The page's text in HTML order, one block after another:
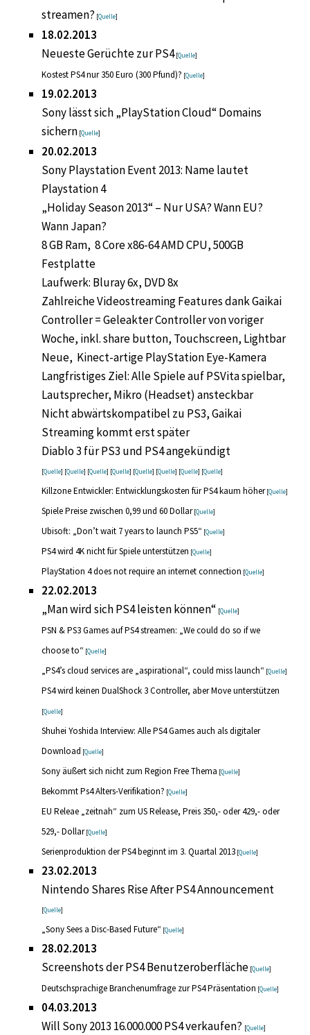
streamen? [Quelle]
18.02.2013
Neueste Gerüchte zur PS4[Quelle]
Kostest PS4 nur 350 Euro (300 Pfund)? [Quelle]
19.02.2013
Sony lässt sich „PlayStation Cloud“ Domains
sichern [Quelle]
20.02.2013
Sony Playstation Event 2013: Name lautet
Playstation 4
„Holiday Season 2013“ – Nur USA? Wann EU?
Wann Japan?
8 GB Ram, 8 Core x86-64 AMD CPU, 500GB
Festplatte
Laufwerk: Bluray 6x, DVD 8x
Zahlreiche Videostreaming Features dank Gaikai
Controller = Geleakter Controller von voriger
Woche, inkl. share button, Touchscreen, Lightbar
Neue, Kinect-artige PlayStation Eye-Kamera
Langfristiges Ziel: Alle Spiele auf PSVita spielbar,
Lautsprecher, Mikro (Headset) ansteckbar
Nicht abwärtskompatibel zu PS3, Gaikai
Streaming kommt erst später
Diablo 3 für PS3 und PS4 angekündigt
[Quelle] [Quelle] [Quelle] [Quelle] [Quelle] [Quelle] [Quelle] [Quelle]
Killzone Entwickler: Entwicklungskosten für PS4 kaum höher[Quelle]
Spiele Preise zwischen 0,99 und 60 Dollar[Quelle]
Ubisoft: „Don’t wait 7 years to launch PS5“ [Quelle]
PS4 wird 4K nicht für Spiele unterstützen [Quelle]
PlayStation 4 does not require an internet connection [Quelle]
22.02.2013
„Man wird sich PS4 leisten können“ [Quelle]
PSN & PS3 Games auf PS4 streamen: „We could do so if we
choose to“ [Quelle]
„PS4’s cloud services are „aspirational“, could miss launch“ [Quelle]
PS4 wird keinen DualShock 3 Controller, aber Move unterstützen
[Quelle]
Shuhei Yoshida Interview: Alle PS4 Games auch als digitaler
Download [Quelle]
Sony äußert sich nicht zum Region Free Thema [Quelle]
Bekommt Ps4 Alters-Verifikation? [Quelle]
EU Releae „zeitnah“ zum US Release, Preis 350,- oder 429,- oder
529,- Dollar[Quelle]
Serienproduktion der PS4 beginnt im 3. Quartal 2013 [Quelle]
23.02.2013
Nintendo Shares Rise After PS4 Announcement
[Quelle]
„Sony Sees a Disc-Based Future“ [Quelle]
28.02.2013
Screenshots der PS4 Benutzeroberfläche [Quelle]
Deutschsprachige Branchenumfrage zur PS4 Präsentation [Quelle]
04.03.2013
Will Sony 2013 16.000.000 PS4 verkaufen? [Quelle]